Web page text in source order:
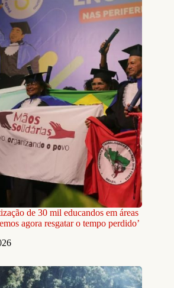
de 30 mil educandos em áreas
agora resgatar o tempo perdido’